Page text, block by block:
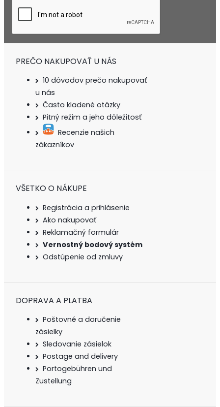
PREČO NAKUPOVAŤ U NÁS
10 dôvodov prečo nakupovať
u nás
Často kladené otázky
Pitný režim a jeho dôležitosť
Recenzie našich
zákazníkov
VŠETKO O NÁKUPE
Registrácia a prihlásenie
Ako nakupovať
Reklamačný formulár
Vernostný bodový systém
Odstúpenie od zmluvy
DOPRAVA A PLATBA
Poštovné a doručenie
zásielky
Sledovanie zásielok
Postage and delivery
Portogebühren und
Zustellung